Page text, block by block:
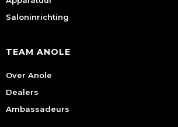
Saloninrichting
TEAM ANOLE
Over Anole
Dealers
Ambassadeurs